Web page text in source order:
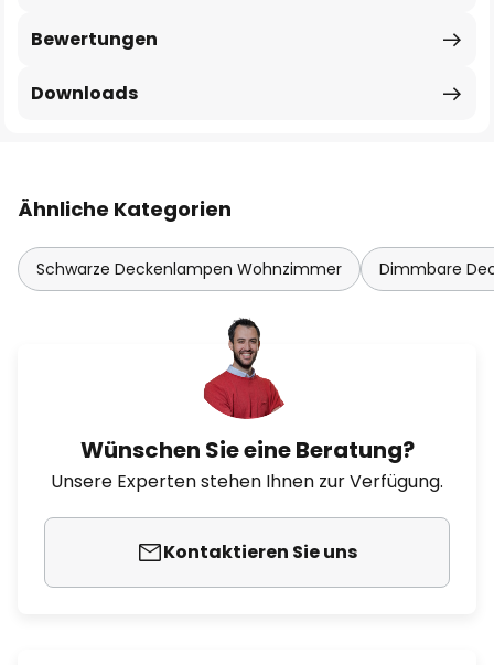
Bewertungen
Downloads
Ähnliche Kategorien
Schwarze Deckenlampen Wohnzimmer Dimmbare
Wünschen Sie eine Beratung?
Unsere Experten stehen Ihnen zur Verfügung.
Kontaktieren Sie uns